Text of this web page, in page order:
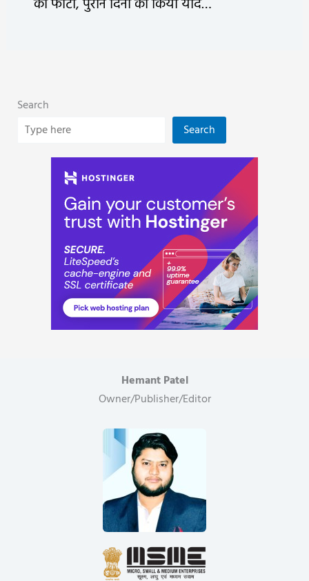
की फोटो, पुराने दिनों को किया याद…
Search
Search
Hemant Patel
Owner/Publisher/Editor